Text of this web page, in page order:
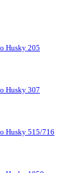
Husky 205
Husky 307
Husky 515/716